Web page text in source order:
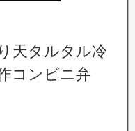
天タルタル冷
コンビニ弁